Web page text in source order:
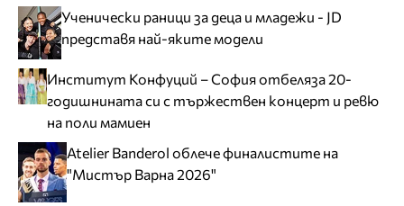
Ученически раници за деца и младежи - JD
представя най-яките модели
Институт Конфуций – София отбеляза 20-
годишнината си с тържествен концерт и ревю
на поли мамиен
Atelier Banderol облече финалистите на
"Мистър Варна 2026"